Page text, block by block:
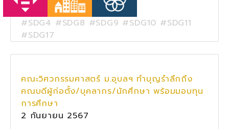
#SDG4 #SDG8 #SDG9 #SDG10 #SDG11
#SDG17
คณะวิศวกรรมศาสตร์ ม.อุบลฯ ทำบุญรำลึกถึง
คณบดีผู้ก่อตั้ง/บุคลากร/นักศึกษา พร้อมมอบทุน
การศึกษา
2 กันยายน 2567